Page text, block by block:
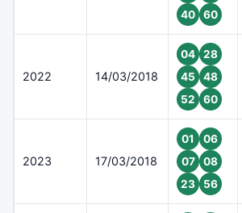
40
60
2022 14/03/2018
04
28
45
48
52
60
2023 17/03/2018
01
06
07
08
23
56